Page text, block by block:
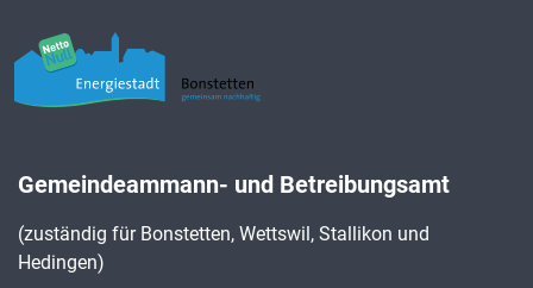
Gemeindeammann- und Betreibungsamt
(zuständig für Bonstetten, Wettswil, Stallikon und
Hedingen)